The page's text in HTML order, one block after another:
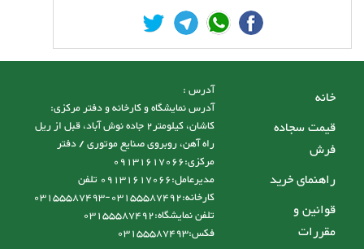
خانه
قیمت سجاده
فرش
راهنمای خرید
قوانین و
مقررات
آدرس :
آدرس نمایشگاه و کارخانه و دفتر مرکزی:
کاشان، کیلومتر2 جاده نوش آباد، قبل از ریل
راه آهن، روبروی صنایع موتوری / دفتر
مرکزی:09131617066
مدیرعامل:09131617066 تلفن
کارخانه:03155587492-03155587493
تلفن نمایشگاه:03155587492
فکس:03155587493